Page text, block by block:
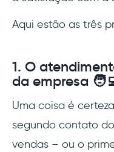
Aqui estão as três
1. O
da empresa
Uma coisa é
segundo contato
vendas – ou o